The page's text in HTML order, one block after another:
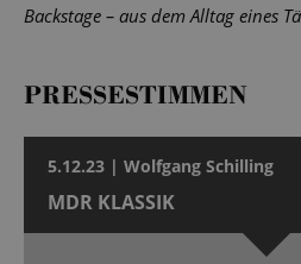
Backstage – aus dem Alltag eines
PRESSESTIMMEN
5.12.23 | Wolfgang Schilling
MDR KLASSIK